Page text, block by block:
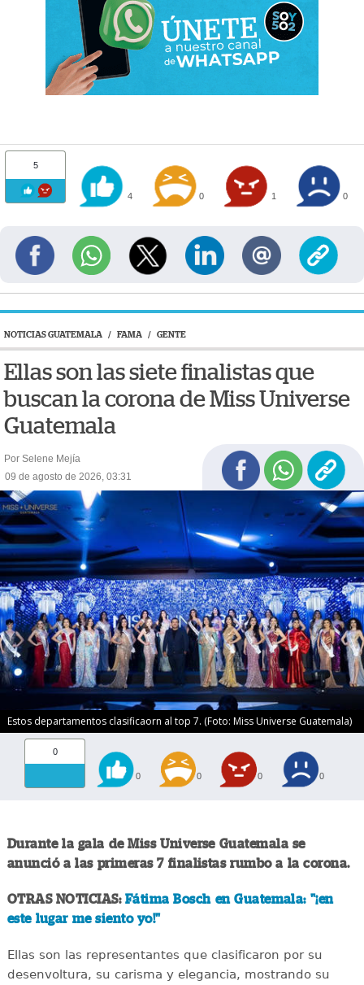
5
4 0 1 0
NOTICIAS GUATEMALA / FAMA / GENTE
Ellas son las siete finalistas que
buscan la corona de Miss Universe
Guatemala
Por Selene Mejía
09 de agosto de 2026, 03:31
Estos departamentos clasificaorn al top 7. (Foto: Miss Universe Guatemala)
0
0 0 0 0
Durante la gala de Miss Universe Guatemala se
anunció a las primeras 7 finalistas rumbo a la corona.
OTRAS NOTICIAS: Fátima Bosch en Guatemala: "¡en
este lugar me siento yo!"
Ellas son las representantes que clasificaron por su
desenvoltura, su carisma y elegancia, mostrando su